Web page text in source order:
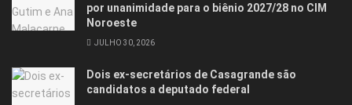
por unanimidade para o biênio 2027/28 no CIM
Noroeste
JULHO 30, 2026
Dois ex-secretários de Casagrande são
candidatos a deputado federal